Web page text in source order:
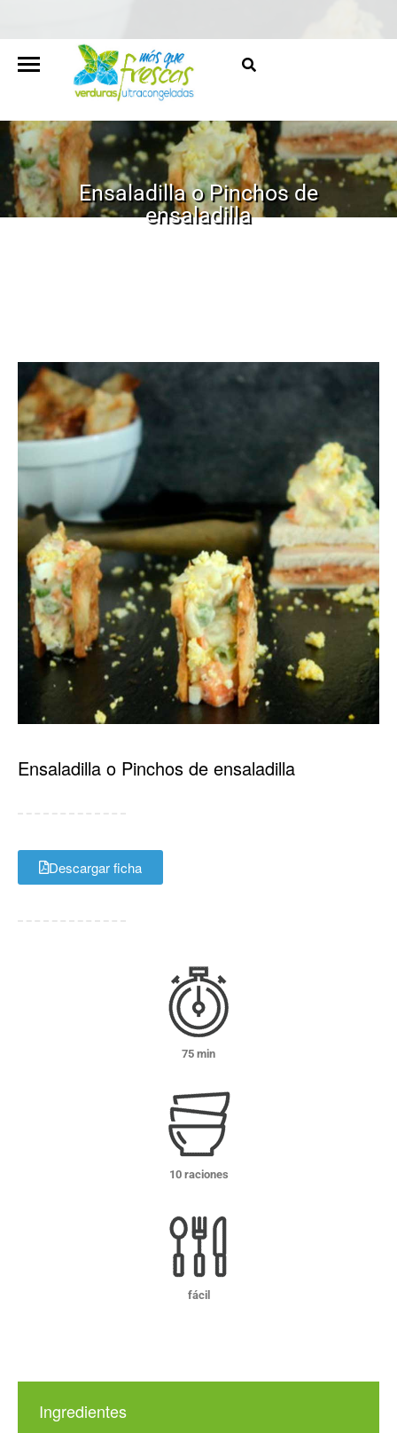
Ensaladilla o Pinchos de
ensaladilla
Ensaladilla o Pinchos de ensaladilla
Descargar ficha
75 min
10 raciones
fácil
Ingredientes